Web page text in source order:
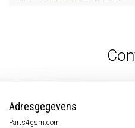
Adresgegevens
Parts4gsm.com